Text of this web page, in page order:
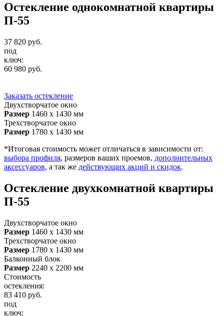
Остекление однокомнатной квартиры
П-55
37 820 руб.
под
ключ:
60 980 руб.
Заказать остекление
Двухстворчатое окно
Размер 1460 х 1430 мм
Трехстворчатое окно
Размер 1780 х 1430 мм
*Итоговая стоимость может отличаться в зависимости от:
выбора профиля, размеров ваших проемов, дополнительных
аксессуаров, а так же действующих акций и скидок.
Остекление двухкомнатной квартиры
П-55
Двухстворчатое окно
Размер 1460 х 1430 мм
Трехстворчатое окно
Размер 1780 х 1430 мм
Балконный блок
Размер 2240 х 2200 мм
Стоимость
остекления:
83 410 руб.
под
ключ: